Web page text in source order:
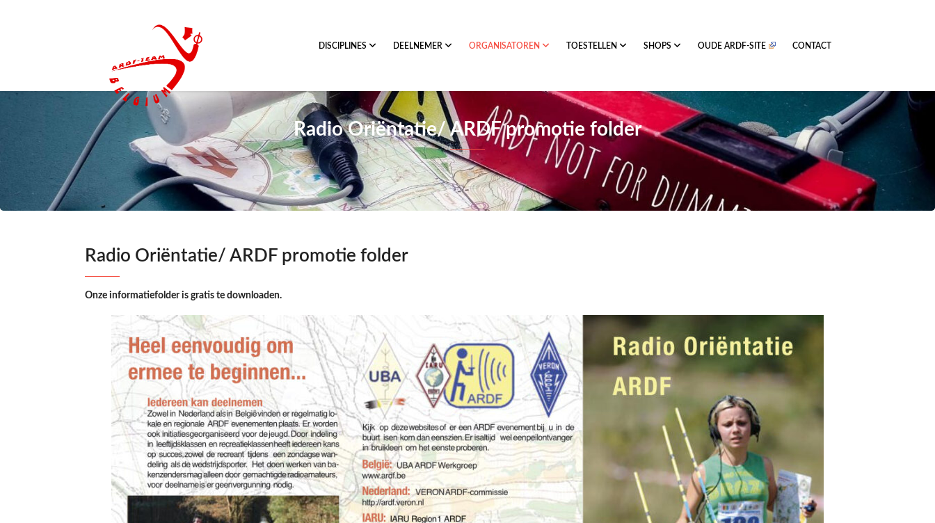
DISCIPLINES DEELNEMER ORGANISATOREN TOESTELLEN SHOPS OUDE ARDF-SITE CONTACT
Radio Oriëntatie/ ARDF promotie folder
Radio Oriëntatie/ ARDF promotie folder
Onze informatiefolder is gratis te downloaden.